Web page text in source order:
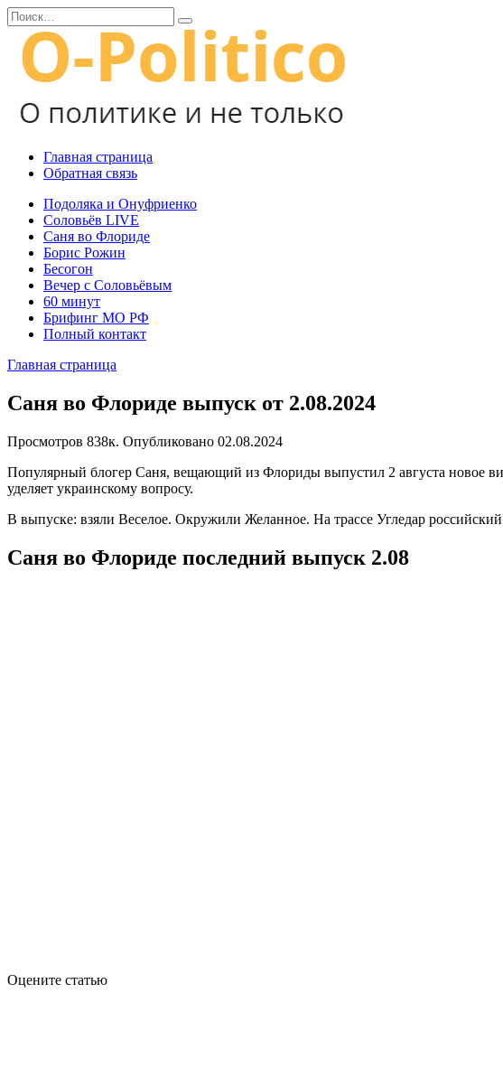
Перейти
к
содержанию
Search
for:
Главная страница
Обратная связь
Подоляка и Онуфриенко
Соловьёв LIVE
Саня во Флориде
Борис Рожин
Бесогон
Вечер с Соловьёвым
60 минут
Брифинг МО РФ
Полный контакт
Главная страница
Саня во Флориде выпуск от 2.08.2024
Просмотров 838к. Опубликовано 02.08.2024
Популярный блогер Саня, вещающий из Флориды выпустил 2 августа новое
уделяет украинскому вопросу.
В выпуске: взяли Веселое. Окружили Желанное. На трассе Угледар
Саня во Флориде последний выпуск 2.08
Оцените статью